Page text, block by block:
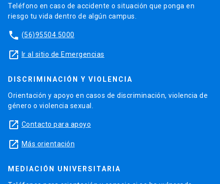
Teléfono en caso de accidente o situación que ponga en
riesgo tu vida dentro de algún campus.
phone (56)95504 5000
launch Ir al sitio de Emergencias
DISCRIMINACIÓN Y VIOLENCIA
Orientación y apoyo en casos de discriminación, violencia de
género o violencia sexual.
launch Contacto para apoyo
launch Más orientación
MEDIACIÓN UNIVERSITARIA